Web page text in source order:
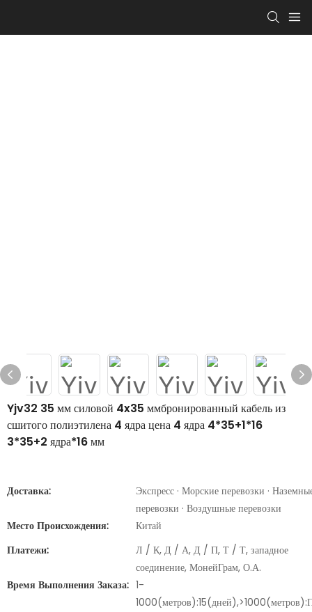
Yjv32 35 мм силовой 4x35 ммбронированный кабель из
сшитого полиэтилена 4 ядра цена 4 ядра 4*35+1*16
3*35+2 ядра*16 мм
Доставка:
Экспресс · Морские перевозки ·
перевозки · Воздушные перевозки
Место Происхождения:
Китай
Платежи:
Л / К, Д / А, Д / П, Т / Т, западное
соединение, МонейГрам, О.А.
Время Выполнения Заказа: 1-